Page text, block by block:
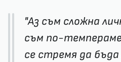
"Аз съм сложна
съм по-
се стремя да